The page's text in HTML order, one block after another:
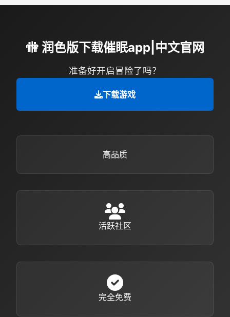
🚻 润色版下载催眠app|中文官网
准备好开启冒险了吗？
下载游戏
高品质
活跃社区
完全免费